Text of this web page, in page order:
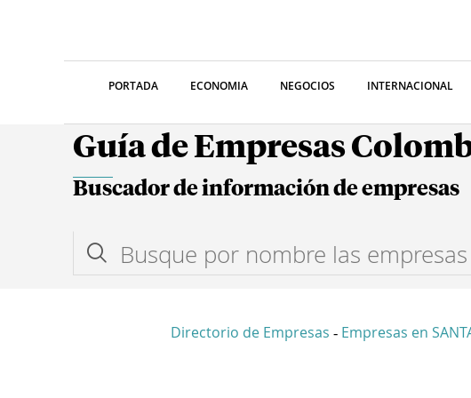
PORTADA ECONOMIA NEGOCIOS INTERNACIONAL
Guía de Empresas
Buscador de información de empresas
Directorio de Empresas - Empresas en